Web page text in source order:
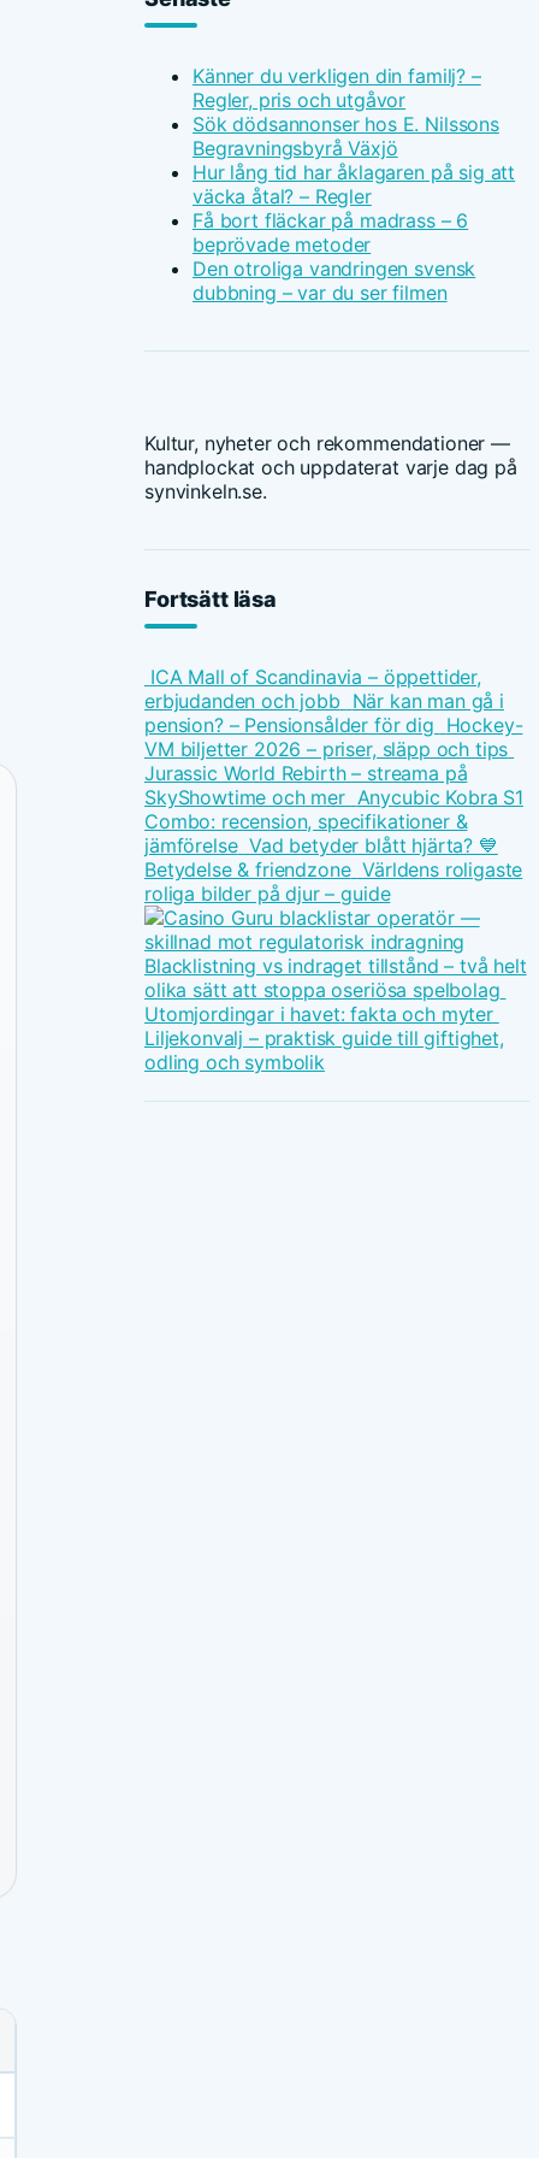
Känner du verkligen din familj? –
Regler, pris och utgåvor
Sök dödsannonser hos E. Nilssons
Begravningsbyrå Växjö
Hur lång tid har åklagaren på sig att
väcka åtal? – Regler
Få bort fläckar på madrass – 6
beprövade metoder
Den otroliga vandringen svensk
dubbning – var du ser filmen
Kultur, nyheter och rekommendationer —
handplockat och uppdaterat varje dag på
synvinkeln.se.
Fortsätt läsa
ICA Mall of Scandinavia – öppettider,
erbjudanden och jobb När kan man gå i
pension? – Pensionsålder för dig Hockey-
VM biljetter 2026 – priser, släpp och tips
Jurassic World Rebirth – streama på
SkyShowtime och mer Anycubic Kobra S1
Combo: recension, specifikationer &
jämförelse Vad betyder blått hjärta? 💙
Betydelse & friendzone Världens roligaste
roliga bilder på djur – guide
Blacklistning vs indraget tillstånd – två helt
olika sätt att stoppa oseriösa spelbolag
Utomjordingar i havet: fakta och myter
Liljekonvalj – praktisk guide till giftighet,
odling och symbolik